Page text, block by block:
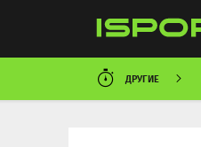
ДРУГИЕ